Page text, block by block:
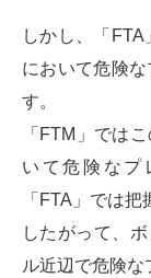
しかし、「
において危険
す。
「FTM」では
いて危険なプ
「FTA」では把
したがって、
ル近辺で危険な